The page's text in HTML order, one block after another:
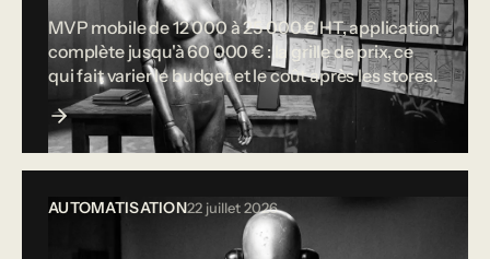
MVP mobile de 12 000 à 25 000 € HT, application
complète jusqu'à 60 000 € : la grille de prix, ce
qui fait varier le budget et le coût après les stores.
AUTOMATISATION22 juillet 2026